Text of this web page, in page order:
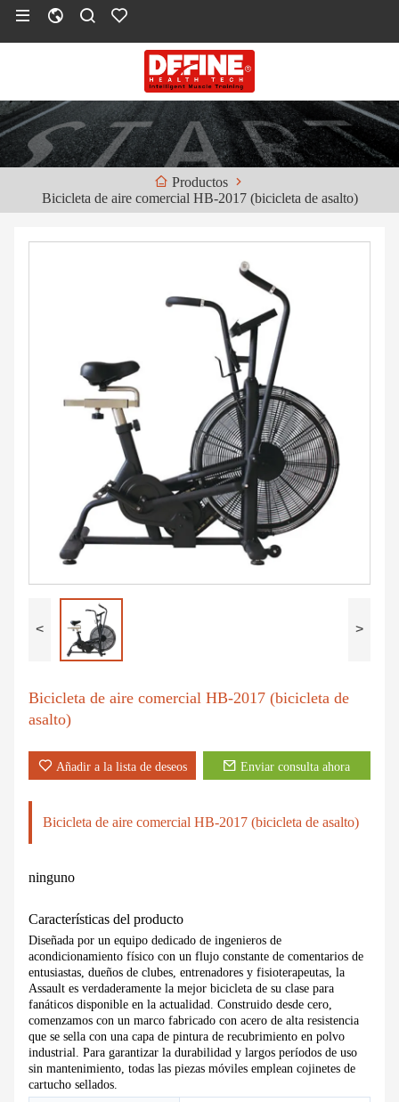
Productos
Bicicleta de aire comercial HB-2017 (bicicleta de asalto)
< >
Bicicleta de aire comercial HB-2017 (bicicleta de
asalto)
Añadir a la lista de deseos Enviar consulta ahora
Bicicleta de aire comercial HB-2017 (bicicleta de asalto)
ninguno
Características del producto
Diseñada por un equipo dedicado de ingenieros de
acondicionamiento físico con un flujo constante de comentarios de
entusiastas, dueños de clubes, entrenadores y fisioterapeutas, la
Assault es verdaderamente la mejor bicicleta de su clase para
fanáticos disponible en la actualidad. Construido desde cero,
comenzamos con un marco fabricado con acero de alta resistencia
que se sella con una capa de pintura de recubrimiento en polvo
industrial. Para garantizar la durabilidad y largos períodos de uso
sin mantenimiento, todas las piezas móviles emplean cojinetes de
cartucho sellados.